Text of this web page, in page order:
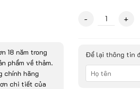
18 năm trong
phẩm về thảm.
chính hãng
chi tiết của
Thảm Mỹ Thuật
Để lại thông tin